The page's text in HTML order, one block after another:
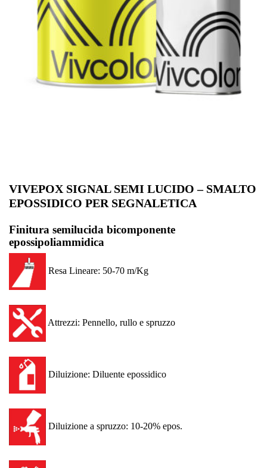
VIVEPOX SIGNAL SEMI LUCIDO – SMALTO
EPOSSIDICO PER SEGNALETICA
Finitura semilucida bicomponente
epossipoliammidica
Resa Lineare: 50-70 m/Kg
Attrezzi: Pennello, rullo e spruzzo
Diluizione: Diluente epossidico
Diluizione a spruzzo: 10-20% epos.